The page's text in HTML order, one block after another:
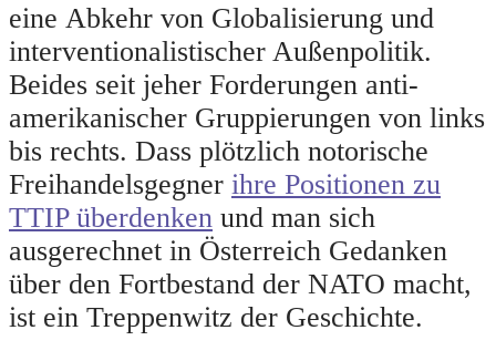
eine Abkehr von Globalisierung und
interventionalistischer Außenpolitik.
Beides seit jeher Forderungen anti-
amerikanischer Gruppierungen von links
bis rechts. Dass plötzlich notorische
Freihandelsgegner ihre Positionen zu
TTIP überdenken und man sich
ausgerechnet in Österreich Gedanken
über den Fortbestand der NATO macht,
ist ein Treppenwitz der Geschichte.